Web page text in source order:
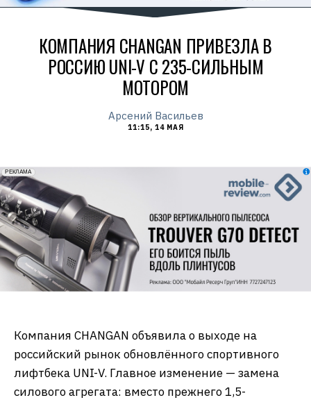
КОМПАНИЯ CHANGAN ПРИВЕЗЛА В
РОССИЮ UNI-V С 235-СИЛЬНЫМ
МОТОРОМ
Арсений Васильев
11:15, 14 МАЯ
erid: 2VfnxxmNzs5
РЕКЛАМА
Компания CHANGAN объявила о выходе на
российский рынок обновлённого спортивного
лифтбека UNI-V. Главное изменение — замена
силового агрегата: вместо прежнего 1,5-